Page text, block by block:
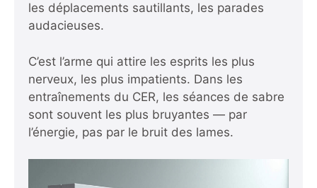
les déplacements sautillants, les parades
audacieuses.
C’est l’arme qui attire les esprits les plus
nerveux, les plus impatients. Dans les
entraînements du CER, les séances de sabre
sont souvent les plus bruyantes — par
l’énergie, pas par le bruit des lames.